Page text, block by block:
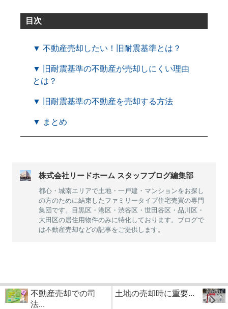
目次
▼ 不動産売却したい！旧耐震基準とは？
▼ 旧耐震基準の不動産が売却しにくい理由
とは？
▼ 旧耐震基準の不動産を売却する方法
▼ まとめ
株式会社リードホーム スタッフブログ編集部
都心・城南エリアで土地・一戸建・マンションをお探し
の方のために結束したファミリータイプ住宅売買の専門
集団です。目黒区・港区・渋谷区・世田谷区・品川区・
大田区の居住用物件のみに特化しております。ブログで
は不動産売却などの記事をご提供します。
不動産売却での司
法...
土地の売却時に重要...